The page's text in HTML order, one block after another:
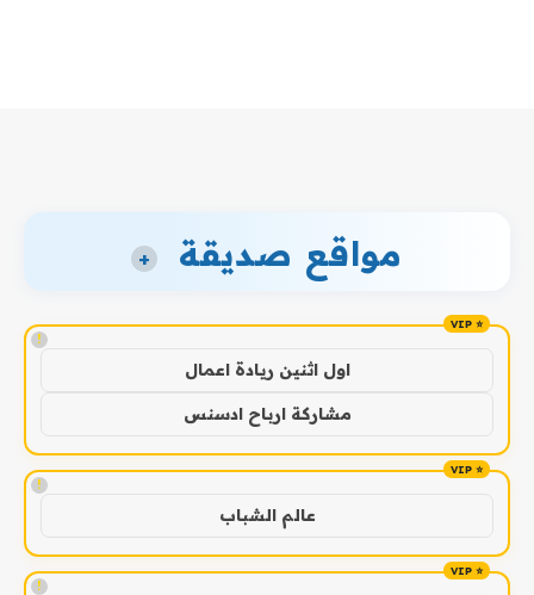
مواقع صديقة +
!
اول اثنين ريادة اعمال
مشاركة ارباح ادسنس
!
عالم الشباب
!